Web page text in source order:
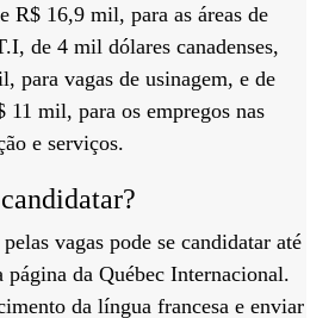
R$ 16,9 mil, para as áreas de
de 4 mil dólares canadenses,
para vagas de usinagem, e de
11 mil, para os empregos nas
e serviços.
vagas pode se candidatar até
página da Québec Internacional.
da língua francesa e enviar